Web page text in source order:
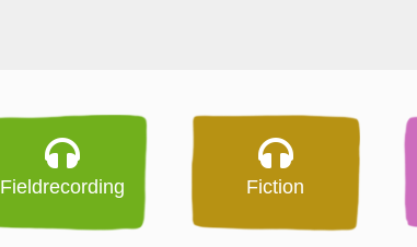
Fieldrecording Fiction